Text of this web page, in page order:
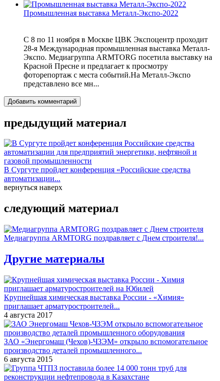
Промышленная выставка Металл-Экспо-2022
С 8 по 11 ноября в Москве ЦВК Экспоцентр проходит
28-я Международная промышленная выставка Металл-
Экспо. Медиагруппа ARMTORG посетила выставку на
Красной Пресне и предлагает к просмотру
фоторепортаж с места событий.На Металл-Экспо
представлено все мн...
Добавить комментарий
предыдущий материал
В Сургуте пройдет конференция «Российские средства
автоматизации...
вернуться наверх
следующий материал
Медиагруппа ARMTORG поздравляет с Днем строителя!...
Другие материалы
Крупнейшая химическая выставка России - «Химия»
приглашает арматуростроителей...
4 августа 2017
ЗАО «Энергомаш (Чехов)-ЧЗЭМ» открыло вспомогательное
производство деталей промышленного...
6 августа 2015